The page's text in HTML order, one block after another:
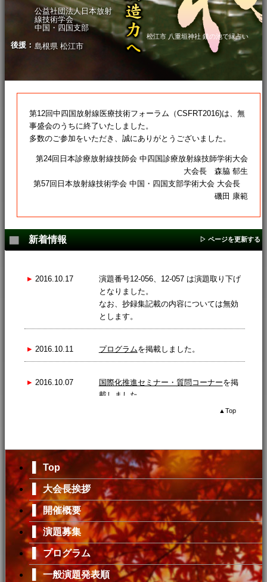
公益社団法人日本放射
線技術学会
中国・四国支部
後援： 島根県 松江市
松江市 八重垣神社 鏡の池で縁占い
第12回中四国放射線医療技術フォーラム（CSFRT2016)は、無
事盛会のうちに終了いたしました。
多数のご参加をいただき、誠にありがとうございました。
第24回日本診療放射線技師会 中四国診療放射線技師学術大会
大会長 森脇 郁生
第57回日本放射線技術学会 中国・四国支部学術大会 大会長
磯田 康範
▇ 新着情報 ▷ ページを更新する
▸ 2016.10.17
演題番号12-056、12-057 は演題取り下げ
となりました。
なお、抄録集記載の内容については無効
とします。
▸ 2016.10.11 プログラムを掲載しました。
▸ 2016.10.07 国際化推進セミナー・質問コーナーを掲
載しました。
[申込期間] 2016年9月5日(月) ～ 10月7日
(金)正午
▸ 2016.09.01 一般演題発表順を掲載しました。
▸ 2016.08.23 参加者の皆様へ、情報交換会 、ジョギン
グコースの紹介を掲載しました。
2016.08.17 協賛企業を掲載しました。
▲Top
▌ Top
▌ 大会長挨拶
▌ 開催概要
▌ 演題募集
▌ プログラム
▌ 一般演題発表順